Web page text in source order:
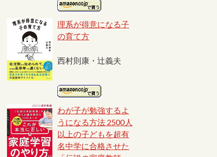
理系が得意になる子
の育て方
西村則康・辻義夫
わが子が勉強するよ
うになる方法 2500人
以上の子どもを超有
名中学に合格させた